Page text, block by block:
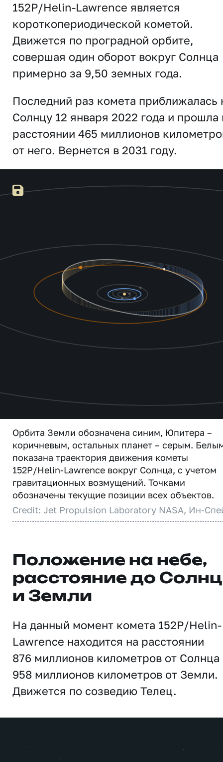
152P/Helin-Lawrence является
короткопериодической кометой.
Движется по проградной орбите,
совершая один оборот вокруг Солнца
примерно за 9,50 земных года.
Последний раз комета приближалась
Солнцу 12 января 2022 года и прошла
расстоянии 465 миллионов
от него. Вернется в 2031 году.
Орбита Земли обозначена синим, Юпитера –
коричневым, остальных планет – серым.
показана траектория движения кометы
152P/Helin-Lawrence вокруг Солнца, с учетом
гравитационных возмущений. Точками
обозначены текущие позиции всех объектов.
Credit: Jet Propulsion Laboratory NASA, Ин-
Положение на небе,
расстояние до
и Земли
На данный момент комета 152P/Helin-
Lawrence находится на расстоянии
876 миллионов километров от Солнца
958 миллионов километров от Земли.
Движется по созведию Телец.